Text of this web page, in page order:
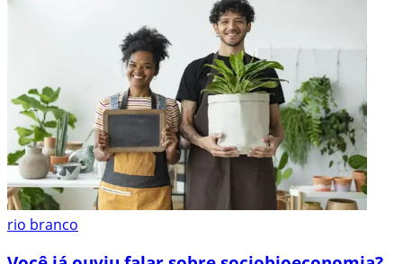
rio branco